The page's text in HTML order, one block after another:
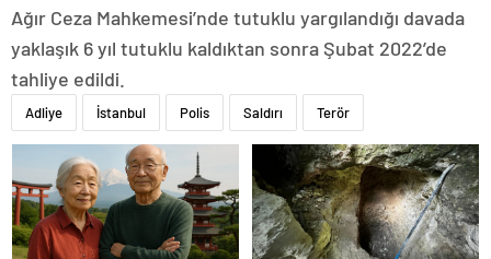
Ağır Ceza Mahkemesi’nde tutuklu yargılandığı davada
yaklaşık 6 yıl tutuklu kaldıktan sonra Şubat 2022’de
tahliye edildi.
Adliye İstanbul Polis Saldırı Terör